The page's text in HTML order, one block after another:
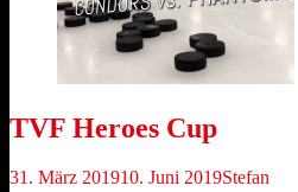
TVF Heroes Cup
Veröffentlicht
31. März 201910. Juni 2019Autor
Stefan